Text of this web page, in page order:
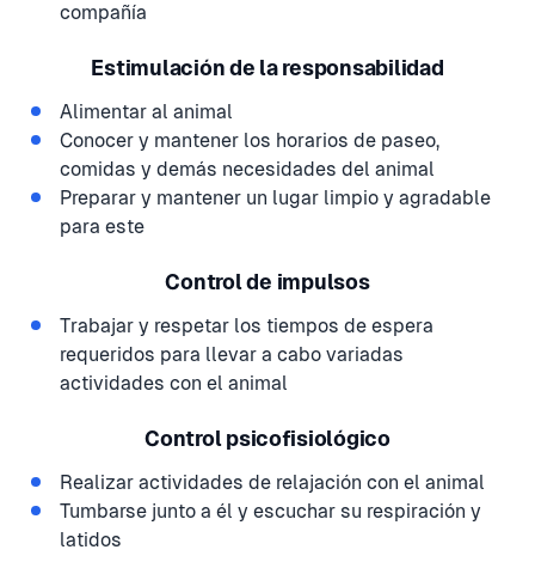
compañía
Estimulación de la responsabilidad
Alimentar al animal
Conocer y mantener los horarios de paseo,
comidas y demás necesidades del animal
Preparar y mantener un lugar limpio y agradable
para este
Control de impulsos
Trabajar y respetar los tiempos de espera
requeridos para llevar a cabo variadas
actividades con el animal
Control psicofisiológico
Realizar actividades de relajación con el animal
Tumbarse junto a él y escuchar su respiración y
latidos